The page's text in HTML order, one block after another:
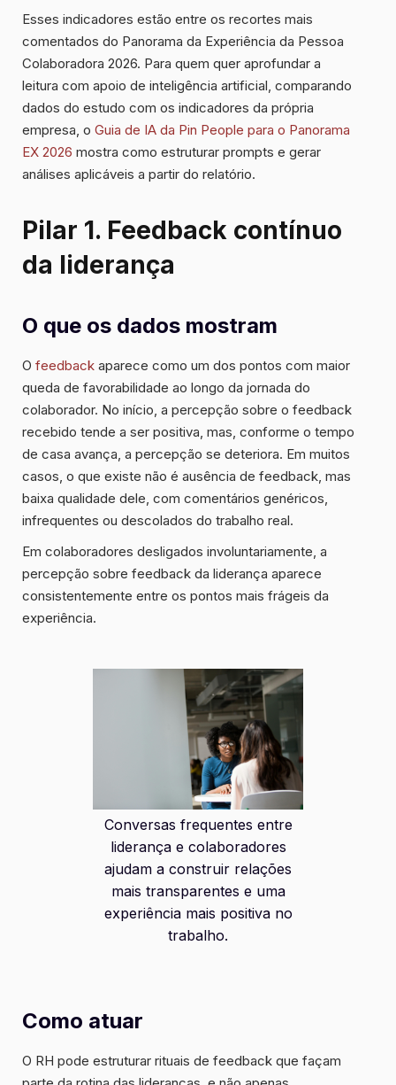
Esses indicadores estão entre os recortes mais
comentados do Panorama da Experiência da Pessoa
Colaboradora 2026. Para quem quer aprofundar a
leitura com apoio de inteligência artificial, comparando
dados do estudo com os indicadores da própria
empresa, o Guia de IA da Pin People para o Panorama
EX 2026 mostra como estruturar prompts e gerar
análises aplicáveis a partir do relatório.
Pilar 1. Feedback contínuo
da liderança
O que os dados mostram
O feedback aparece como um dos pontos com maior
queda de favorabilidade ao longo da jornada do
colaborador. No início, a percepção sobre o feedback
recebido tende a ser positiva, mas, conforme o tempo
de casa avança, a percepção se deteriora. Em muitos
casos, o que existe não é ausência de feedback, mas
baixa qualidade dele, com comentários genéricos,
infrequentes ou descolados do trabalho real.
Em colaboradores desligados involuntariamente, a
percepção sobre feedback da liderança aparece
consistentemente entre os pontos mais frágeis da
experiência.
Conversas frequentes entre
liderança e colaboradores
ajudam a construir relações
mais transparentes e uma
experiência mais positiva no
trabalho.
Como atuar
O RH pode estruturar rituais de feedback que façam